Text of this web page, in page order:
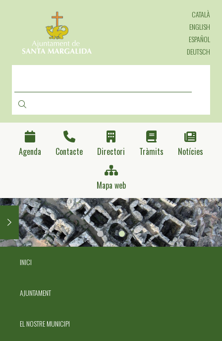
CATALÀ
ENGLISH
ESPAÑOL
DEUTSCH
Agenda Contacte Directori Tràmits Notícies
Mapa web
INICI
AJUNTAMENT
EL NOSTRE MUNICIPI